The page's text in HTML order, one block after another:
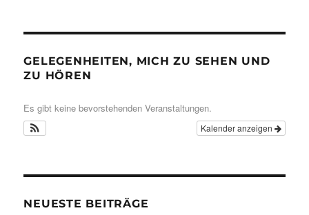
GELEGENHEITEN, MICH ZU SEHEN UND
ZU HÖREN
Es gibt keine bevorstehenden Veranstaltungen.
Kalender anzeigen
NEUESTE BEITRÄGE